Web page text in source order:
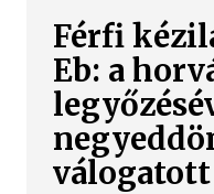
Férfi
Eb: a
válogatott